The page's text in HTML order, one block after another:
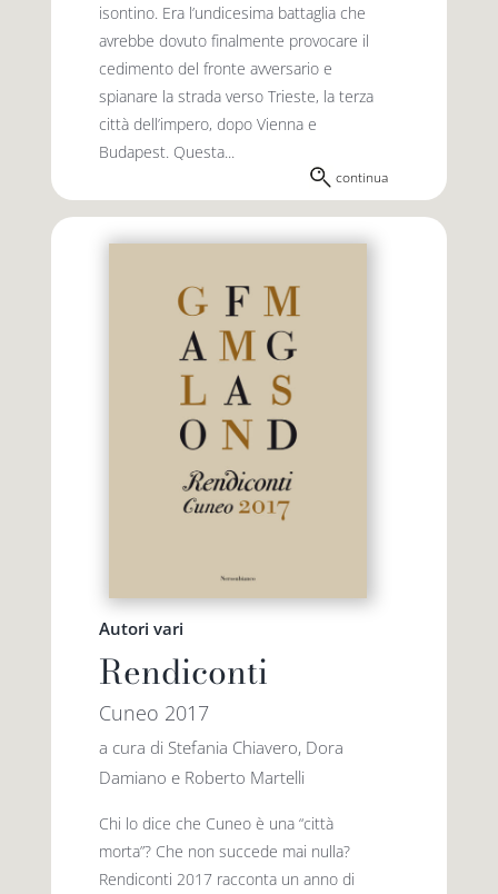
isontino. Era l’undicesima battaglia che
avrebbe dovuto finalmente provocare il
cedimento del fronte avversario e
spianare la strada verso Trieste, la terza
città dell’impero, dopo Vienna e
Budapest. Questa...
continua
Autori vari
Rendiconti
Cuneo 2017
a cura di Stefania Chiavero, Dora
Damiano e Roberto Martelli
Chi lo dice che Cuneo è una “città
morta”? Che non succede mai nulla?
Rendiconti 2017 racconta un anno di